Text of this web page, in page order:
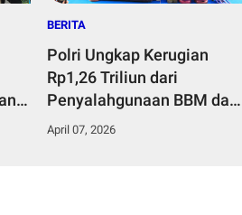
BERITA
Polri Ungkap Kerugian
Rp1,26 Triliun dari
Penyalahgunaan BBM dan
LPG Subsidi
April 07, 2026